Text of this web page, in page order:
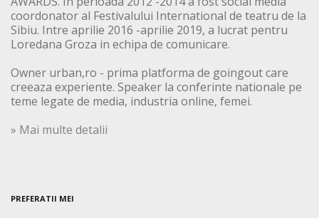
coordonator al Festivalului International de teatru de la
Sibiu. Intre aprilie 2016 -aprilie 2019, a lucrat pentru
Loredana Groza in echipa de comunicare.
Owner urban,ro - prima platforma de goingout care
creeaza experiente. Speaker la conferinte nationale pe
teme legate de media, industria online, femei.
» Mai multe detalii
PREFERATII MEI